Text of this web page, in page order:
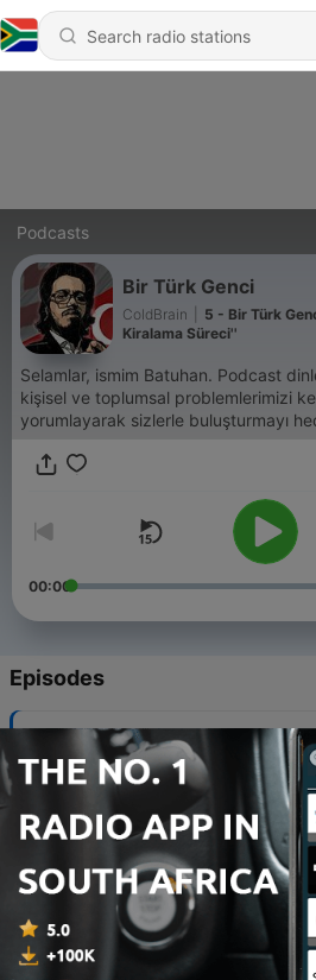
Podcasts
Bir Türk Genci
ColdBrain
5 - Bir Türk
Kiralama Süreci''
Selamlar, ismim Batuhan. Podcast
kişisel ve toplumsal problemlerimizi
yorumlayarak sizlerle buluşturmayı
00:00
Episodes
5 - Bir Türk Genci - 1. Sezon 4.
Süreci''
30 Oct 2022
4 - Bir Türk Genci - 1. Sezon 3.
10 Oct 2021
3 - Bir Türk Genci - 1. Sezon 2.
15 Jul 2021